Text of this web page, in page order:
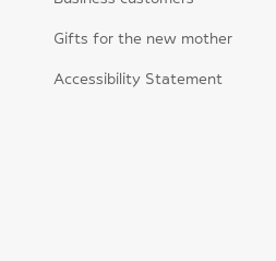
Gifts for the new mother
Accessibility Statement